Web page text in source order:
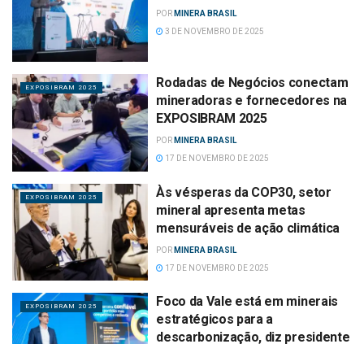
POR MINERA BRASIL
3 DE NOVEMBRO DE 2025
EXPOSIBRAM 2025
Rodadas de Negócios conectam
mineradoras e fornecedores na
EXPOSIBRAM 2025
POR MINERA BRASIL
17 DE NOVEMBRO DE 2025
EXPOSIBRAM 2025
Às vésperas da COP30, setor
mineral apresenta metas
mensuráveis de ação climática
POR MINERA BRASIL
17 DE NOVEMBRO DE 2025
EXPOSIBRAM 2025
Foco da Vale está em minerais
estratégicos para a
descarbonização, diz presidente